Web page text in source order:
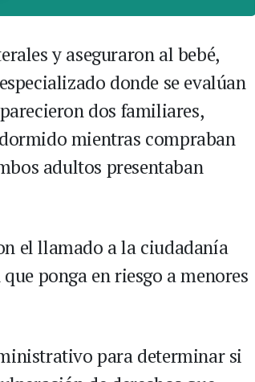
y aseguraron al bebé,
donde se evalúan
dos familiares,
mientras compraban
adultos presentaban
el llamado a la ciudadanía
ponga en riesgo a menores
para determinar si